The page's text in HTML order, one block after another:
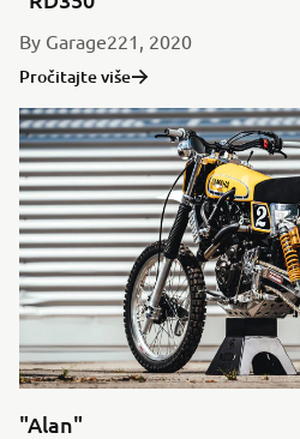
By Garage221, 2020
Pročitajte više
"Alan"